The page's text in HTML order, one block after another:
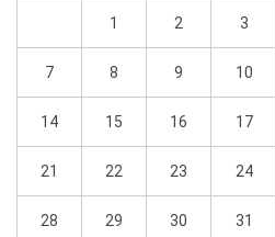
1 2 3
7 8 9 10
14 15 16 17
21 22 23 24
28 29 30 31